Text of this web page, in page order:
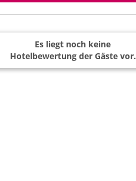
Angeboten
Es liegt noch keine
Hotelbewertung der Gäste vor.